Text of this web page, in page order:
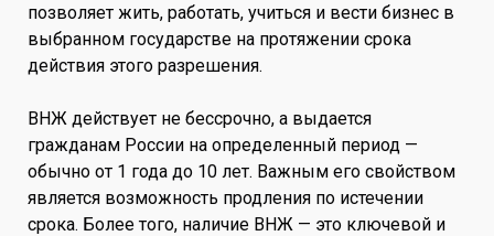
позволяет жить, работать, учиться и вести бизнес в
выбранном государстве на протяжении срока
действия этого разрешения.
ВНЖ действует не бессрочно, а выдается
гражданам России на определенный период —
обычно от 1 года до 10 лет. Важным его свойством
является возможность продления по истечении
срока. Более того, наличие ВНЖ — это ключевой и